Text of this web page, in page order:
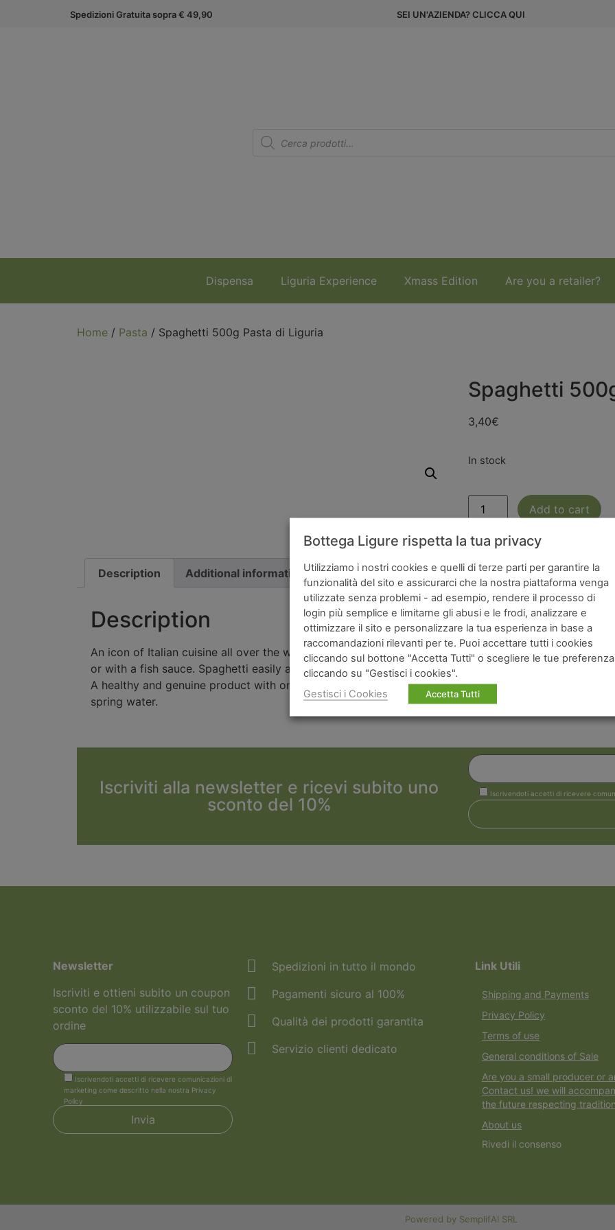
Spedizioni Gratuita sopra € 49,90 SEI UN'AZIENDA? CLICCA QUI
Dispensa Liguria Experience Xmass Edition Are you a retailer?
Home / Pasta / Spaghetti 500g Pasta di Liguria
Spaghetti
3,40€
In stock
Add to cart
Description Additional information Brand Ingredienti
Description
An icon of Italian cuisine all over the world, spaghetti can be seasoned in infinite different ways
.
or with a fish sauce. Spaghetti easily adapt to your taste. Spaghetti recipes are countless.
A healthy and genuine product with only organic, natural and local ingredients, without the
spring water.
Iscriviti alla newsletter e ricevi subito uno
sconto del 10%
Iscrivendoti accetti di ricevere
Newsletter
Iscriviti e ottieni subito un coupon
sconto del 10% utilizzabile sul tuo
ordine
Iscrivendoti accetti di ricevere comunicazioni di
marketing come descritto nella nostra Privacy
Policy
Spedizioni in tutto il mondo
Pagamenti sicuro al 100%
Qualità dei prodotti garantita
Servizio clienti dedicato
Link Utili
Shipping and Payments
Privacy Policy
Terms of use
General conditions of Sale
Are you a small producer or
Contact us! we will
the future respecting
About us
Rivedi il consenso
Powered by SemplifAI SRL
Bottega Ligure rispetta la tua privacy
Utilizziamo i nostri cookies e quelli di terze parti per garantire la
funzionalità del sito e assicurarci che la nostra piattaforma venga
utilizzate senza problemi - ad esempio, rendere il processo di
login più semplice e limitarne gli abusi e le frodi, analizzare e
ottimizzare il sito e personalizzare la tua esperienza in base a
raccomandazioni rilevanti per te. Puoi accettare tutti i cookies
cliccando sul bottone "Accetta Tutti" o scegliere le tue preferenza
cliccando su "Gestisci i cookies".
Gestisci i Cookies
Accetta Tutti